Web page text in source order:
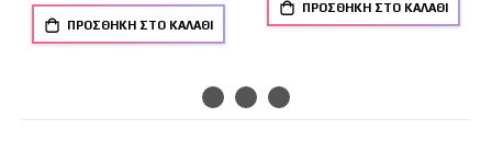
ΠΡΟΣΘΉΚΗ ΣΤΟ ΚΑΛΆΘΙ
ΠΡΟΣΘΉΚΗ ΣΤΟ ΚΑΛΆΘΙ